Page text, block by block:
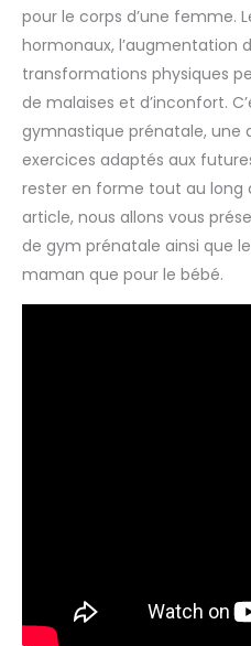
pour le corps d’une femme.
hormonaux, l’augmentation
transformations physiques
de malaises et d’inconfort.
gymnastique prénatale, une
exercices adaptés aux
rester en forme tout au long
article, nous allons vous
de gym prénatale ainsi que
maman que pour le bébé.